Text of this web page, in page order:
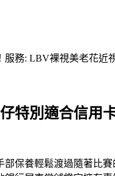
務: LBV裸視美老花近
特別適合信用
部保養輕鬆渡過隨著比